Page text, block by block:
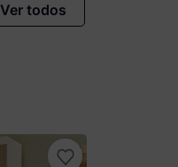
Ver todos